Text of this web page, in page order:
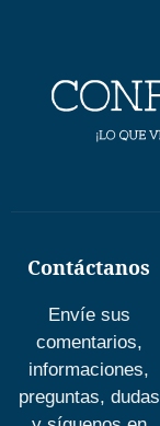
Contáctanos
Envíe sus
comentarios,
informaciones,
preguntas, dudas